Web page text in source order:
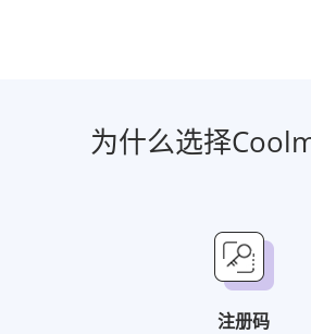
为什么选择
注册码